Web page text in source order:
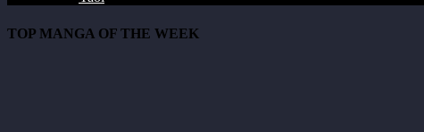
TOP MANGA OF THE WEEK